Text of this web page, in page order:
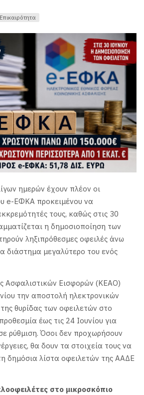
Επικαιρότητα
ημερών έχουν πλέον οι
e-ΕΦΚΑ προκειμένου να
τους, καθώς στις 30
η δημοσιοποίηση των
ληξιπρόθεσμες οφειλές άνω
διάστημα μεγαλύτερο του ενός
Ασφαλιστικών Εισφορών (ΚΕΑΟ)
την αποστολή ηλεκτρονικών
θυρίδας των οφειλετών στο
έως τις 24 Ιουνίου για
ρύθμιση. Όσοι δεν προχωρήσουν
θα δουν τα στοιχεία τους να
δημόσια λίστα οφειλετών της ΑΑΔΕ
στο μικροσκόπιο